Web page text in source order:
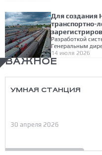
Для создания
транспортно-
Разработкой
Генеральным
14 июля 2026
ВАЖНОЕ
УМНАЯ СТАНЦИЯ
30 апреля 2026